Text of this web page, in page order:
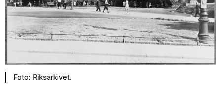
Foto: Riksarkivet.